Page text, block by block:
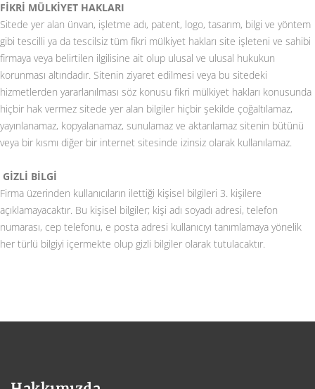
FİKRİ MÜLKİYET HAKLARI
Sitede yer alan ünvan, işletme adı, patent, logo, tasarım, bilgi ve yöntem
gibi tescilli ya da tescilsiz tüm fikri mülkiyet hakları site işleteni ve sahibi
firmaya veya belirtilen ilgilisine ait olup ulusal ve ulusal hukukun
korunması altındadır. Sitenin ziyaret edilmesi veya bu sitedeki
hizmetlerden yararlanılması söz konusu fikri mülkiyet hakları konusunda
hiçbir hak vermez sitede yer alan bilgiler hiçbir şekilde çoğaltılamaz,
yayınlanamaz, kopyalanamaz, sunulamaz ve aktarılamaz sitenin bütünü
veya bir kısmı diğer bir internet sitesinde izinsiz olarak kullanılamaz.
GİZLİ BİLGİ
Firma üzerinden kullanıcıların ilettiği kişisel bilgileri 3. kişilere
açıklamayacaktır. Bu kişisel bilgiler; kişi adı soyadı adresi, telefon
numarası, cep telefonu, e posta adresi kullanıcıyı tanımlamaya yönelik
her türlü bilgiyi içermekte olup gizli bilgiler olarak tutulacaktır.